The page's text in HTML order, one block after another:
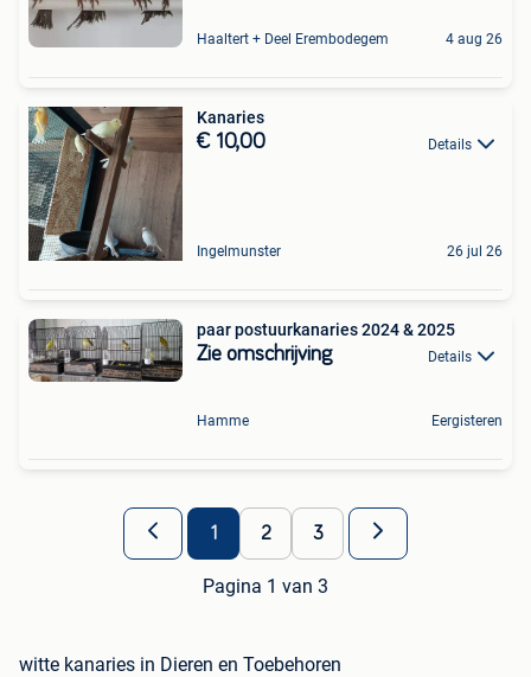
Haaltert + Deel Erembodegem 4 aug 26
Kanaries
€ 10,00 Details
Ingelmunster 26 jul 26
paar postuurkanaries 2024 & 2025
Zie omschrijving Details
Hamme Eergisteren
1 2 3
Pagina 1 van 3
witte kanaries in Dieren en Toebehoren